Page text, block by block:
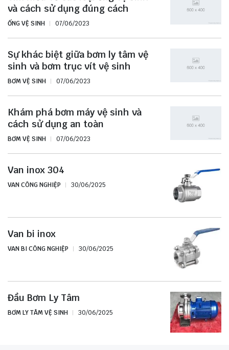
và cách sử dụng đúng cách
ỐNG VỆ SINH 07/06/2023
Sự khác biệt giữa bơm ly tâm vệ
sinh và bơm trục vít vệ sinh
BƠM VỆ SINH 07/06/2023
Khám phá bơm máy vệ sinh và
cách sử dụng an toàn
BƠM VỆ SINH 07/06/2023
Van inox 304
VAN CÔNG NGHIỆP 30/06/2025
Van bi inox
VAN BI CÔNG NGHIỆP 30/06/2025
Đầu Bơm Ly Tâm
BƠM LY TÂM VỆ SINH 30/06/2025